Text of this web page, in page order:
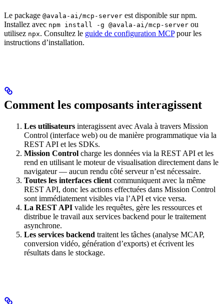
Le package @avala-ai/mcp-server est disponible sur npm.
Installez avec npm install -g @avala-ai/mcp-server ou
utilisez npx. Consultez le guide de configuration MCPpour les
instructions d’installation.
Comment les composants interagissent
Les utilisateurs interagissent avec Avala à travers Mission
Control (interface web) ou de manière programmatique via la
REST API et les SDKs.
Mission Control charge les données via la REST API et les
rend en utilisant le moteur de visualisation directement dans le
navigateur — aucun rendu côté serveur n’est nécessaire.
Toutes les interfaces client communiquent avec la même
REST API, donc les actions effectuées dans Mission Control
sont immédiatement visibles via l’API et vice versa.
La REST API valide les requêtes, gère les ressources et
distribue le travail aux services backend pour le traitement
asynchrone.
Les services backend traitent les tâches (analyse MCAP,
conversion vidéo, génération d’exports) et écrivent les
résultats dans le stockage.